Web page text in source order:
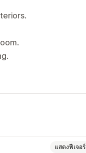
แสดงฟีเจอร์